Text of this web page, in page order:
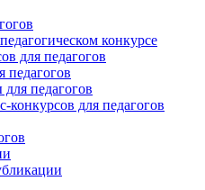
конкурсе
для педагогов
педагогов
педагогов
конкурсов для педагогов